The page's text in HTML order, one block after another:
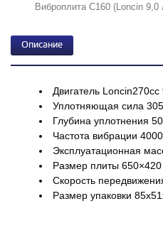
Виброплита С160 (Loncin 9,0
Описание
Двигатель Loncin270cc
Уплотняющая сила
Глубина уплотнения
Частота вибрации
Эксплуатационная
Размер плиты
Скорость
Размер упаковки